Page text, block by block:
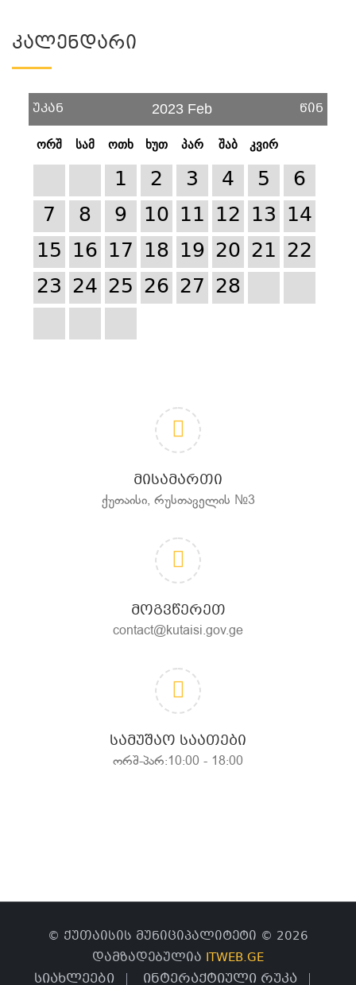
Კალენდარი
უკან 2023 Feb წინ
ორშ სამ ოთხ ხუთ პარ შაბ კვირ
1 2 3 4 5
6
7
8 9 10 11 12 13 14
15 16 17 18 19 20 21 22
23 24 25 26 27 28
ᲛᲘᲡᲐᲛᲐᲠᲗᲘ
ქუთაისი, რუსთაველის №3
ᲛᲝᲒᲕᲬᲔᲠᲔᲗ
contact@kutaisi.gov.ge
ᲡᲐᲛᲣᲨᲐᲝ ᲡᲐᲐᲗᲔᲑᲘ
ორშ-პარ:10:00 - 18:00
© ქუთაისის მუნიციპალიტეტი © 2026
დამზადებულია ITWEB.GE
სიახლეები ინტერაქტიული რუკა